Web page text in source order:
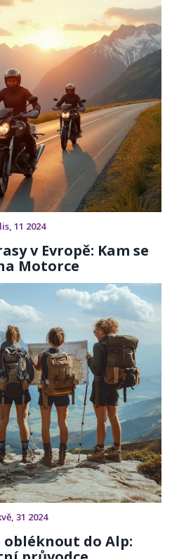
lis, 11 2024
v Evropě: Kam se
Motorce
31 2024
obléknout do Alp: